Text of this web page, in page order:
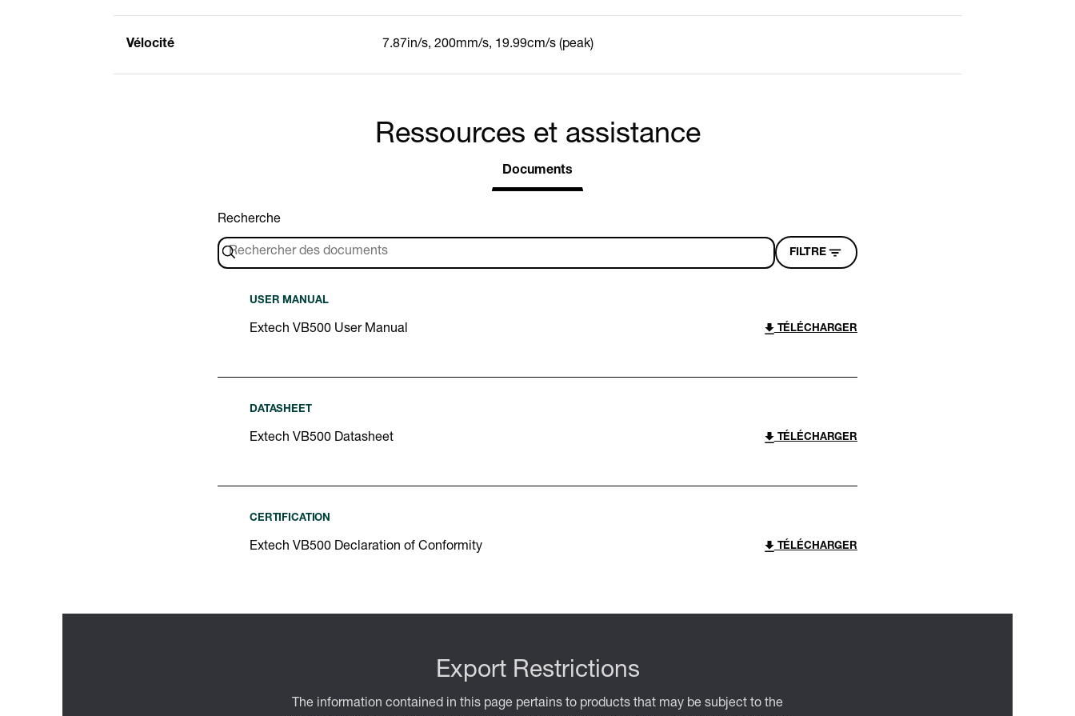
Vélocité 7.87in/s, 200mm/s, 19.99cm/s (peak)
Ressources et assistance
Documents
Recherche
FILTRE
USER MANUAL
Extech VB500 User Manual TÉLÉCHARGER
DATASHEET
Extech VB500 Datasheet TÉLÉCHARGER
CERTIFICATION
Extech VB500 Declaration of Conformity TÉLÉCHARGER
Export Restrictions
The information contained in this page pertains to products that may be subject to the